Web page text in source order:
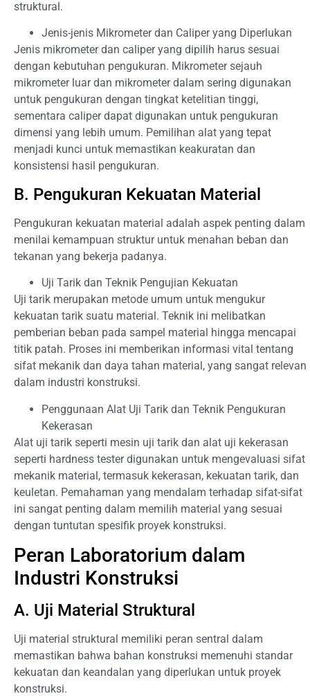
struktural.
Jenis-jenis Mikrometer dan Caliper yang Diperlukan
Jenis mikrometer dan caliper yang dipilih harus sesuai
dengan kebutuhan pengukuran. Mikrometer sejauh
mikrometer luar dan mikrometer dalam sering digunakan
untuk pengukuran dengan tingkat ketelitian tinggi,
sementara caliper dapat digunakan untuk pengukuran
dimensi yang lebih umum. Pemilihan alat yang tepat
menjadi kunci untuk memastikan keakuratan dan
konsistensi hasil pengukuran.
B. Pengukuran Kekuatan Material
Pengukuran kekuatan material adalah aspek penting dalam
menilai kemampuan struktur untuk menahan beban dan
tekanan yang bekerja padanya.
Uji Tarik dan Teknik Pengujian Kekuatan
Uji tarik merupakan metode umum untuk mengukur
kekuatan tarik suatu material. Teknik ini melibatkan
pemberian beban pada sampel material hingga mencapai
titik patah. Proses ini memberikan informasi vital tentang
sifat mekanik dan daya tahan material, yang sangat relevan
dalam industri konstruksi.
Penggunaan Alat Uji Tarik dan Teknik Pengukuran
Kekerasan
Alat uji tarik seperti mesin uji tarik dan alat uji kekerasan
seperti hardness tester digunakan untuk mengevaluasi sifat
mekanik material, termasuk kekerasan, kekuatan tarik, dan
keuletan. Pemahaman yang mendalam terhadap sifat-sifat
ini sangat penting dalam memilih material yang sesuai
dengan tuntutan spesifik proyek konstruksi.
Peran Laboratorium dalam
Industri Konstruksi
A. Uji Material Struktural
Uji material struktural memiliki peran sentral dalam
memastikan bahwa bahan konstruksi memenuhi standar
kekuatan dan keandalan yang diperlukan untuk proyek
konstruksi.